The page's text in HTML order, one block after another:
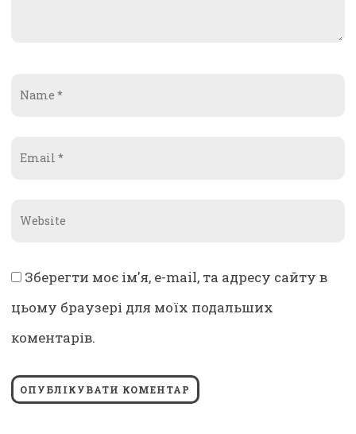
Зберегти моє ім'я, e-mail, та адресу сайту в
цьому браузері для моїх подальших
коментарів.